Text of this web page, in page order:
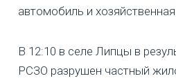
автомобиль и
В 12:10 в селе Липцы в
РСЗО разрушен частный